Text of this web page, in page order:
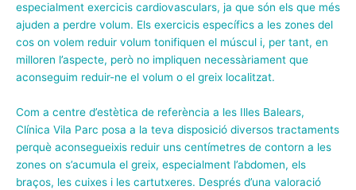
especialment exercicis cardiovasculars, ja que són els que més
ajuden a perdre volum. Els exercicis específics a les zones del
cos on volem reduir volum tonifiquen el múscul i, per tant, en
milloren l’aspecte, però no impliquen necessàriament que
aconseguim reduir-ne el volum o el greix localitzat.
Com a centre d’estètica de referència a les Illes Balears,
Clínica Vila Parc posa a la teva disposició diversos tractaments
perquè aconsegueixis reduir uns centímetres de contorn a les
zones on s’acumula el greix, especialment l’abdomen, els
braços, les cuixes i les cartutxeres. Després d’una valoració